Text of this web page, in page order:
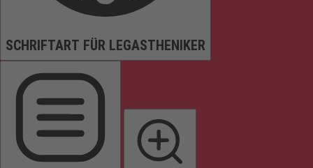
SCHRIFTART FÜR LEGASTHENIKER